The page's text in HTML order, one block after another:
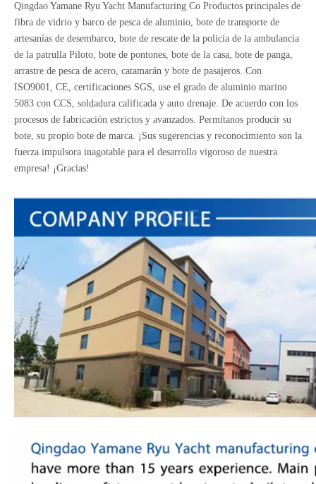
Qingdao Yamane Ryu Yacht Manufacturing Co Productos principales de
fibra de vidrio y barco de pesca de aluminio, bote de transporte de
artesanías de desembarco, bote de rescate de la policía de la ambulancia
de la patrulla Piloto, bote de pontones, bote de la casa, bote de panga,
arrastre de pesca de acero, catamarán y bote de pasajeros. Con
ISO9001, CE, certificaciones SGS, use el grado de aluminio marino
5083 con CCS, soldadura calificada y auto drenaje. De acuerdo con los
procesos de fabricación estrictos y avanzados. Permítanos producir su
bote, su propio bote de marca. ¡Sus sugerencias y reconocimiento son la
fuerza impulsora inagotable para el desarrollo vigoroso de nuestra
empresa! ¡Gracias!